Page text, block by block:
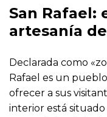
San Rafael:
artesanía
Declarada como
Rafael es un
ofrecer a sus
interior está